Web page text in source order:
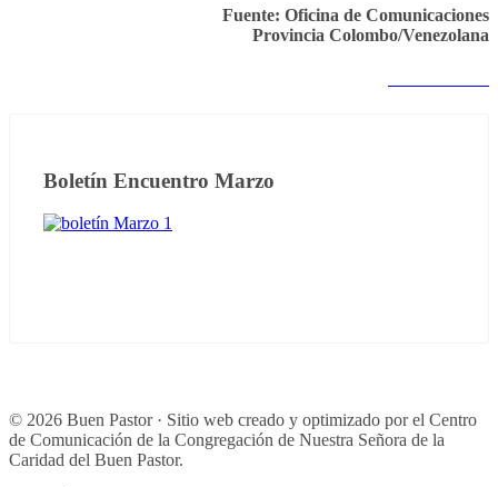
Fuente: Oficina de Comunicaciones
Provincia Colombo/Venezolana
Boletín Encuentro Marzo
© 2026 Buen Pastor · Sitio web creado y optimizado por el Centro
de Comunicación de la Congregación de Nuestra Señora de la
Caridad del Buen Pastor.